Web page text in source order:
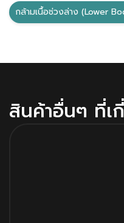
กล้ามเนื้อช่วงล่าง (Lower
สินค้าอื่นๆ ที่เ